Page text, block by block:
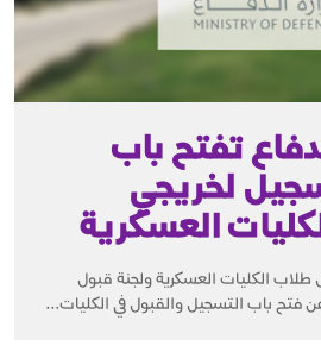
تفتح باب
لخريجي
العسكرية
طلاب الكليات العسكرية ولجنة قبول
عن فتح باب التسجيل والقبول في الكليات...